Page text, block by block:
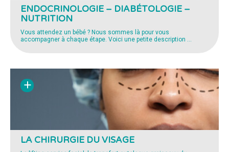
ENDOCRINOLOGIE – DIABÉTOLOGIE –
NUTRITION
Vous attendez un bébé ? Nous sommes là pour vous
accompagner à chaque étape. Voici une petite description …
LA CHIRURGIE DU VISAGE